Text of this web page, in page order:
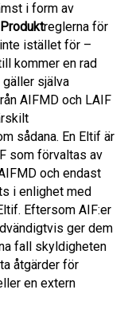
i form av
Produktreglerna för
istället för –
kommer en rad
själva
AIFMD och LAIF
sådana. En Eltif är
som förvaltas av
och endast
i enlighet med
Eftersom AIF:er
ger dem
fall skyldigheten
åtgärder för
en extern